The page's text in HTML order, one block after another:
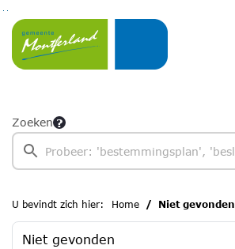
Ga naar de inhoud van deze pagina
Ga naar het zoeken
Ga naar het menu
Zoeken
U bevindt zich hier: Home Niet gevonden
Niet gevonden